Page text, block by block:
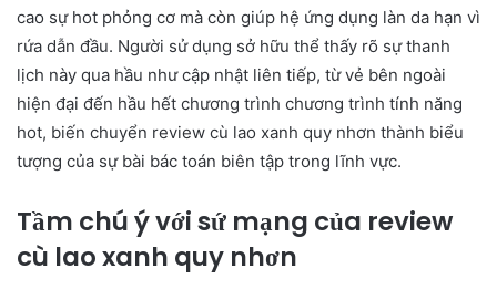
cao sự hot phỏng cơ mà còn giúp hệ ứng dụng làn da hạn vì
rứa dẫn đầu. Người sử dụng sở hữu thể thấy rõ sự thanh
lịch này qua hầu như cập nhật liên tiếp, từ vẻ bên ngoài
hiện đại đến hầu hết chương trình chương trình tính năng
hot, biến chuyển review cù lao xanh quy nhơn thành biểu
tượng của sự bài bác toán biên tập trong lĩnh vực.
Tầm chú ý với sứ mạng của review
cù lao xanh quy nhơn